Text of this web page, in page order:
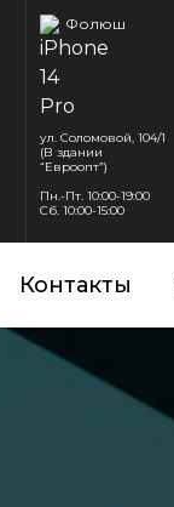
Фолюш
ул. Соломовой, 104/1
(В здании
“Евроопт”)
Пн.-Пт. 10:00-19:00
Сб. 10:00-15:00
Контакты